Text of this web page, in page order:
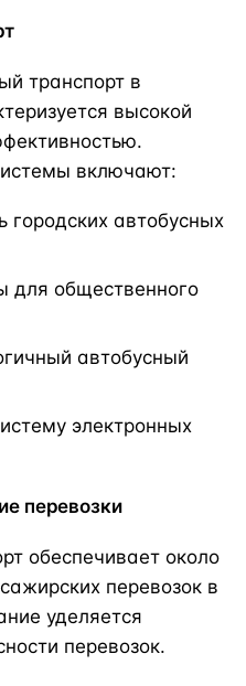
транспорт в
высокой
включают:
городских автобусных
для общественного
автобусный
электронных
перевозки
обеспечивает около
перевозок в
уделяется
перевозок.